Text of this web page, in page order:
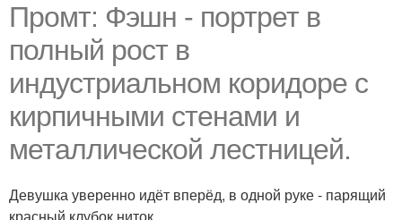
Промт: Фэшн - портрет в
полный рост в
индустриальном коридоре с
кирпичными стенами и
металлической лестницей.
Девушка уверенно идёт вперёд, в одной руке - парящий